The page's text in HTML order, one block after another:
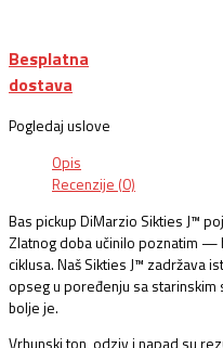
Besplatna
dostava
Pogledaj uslove
Opis
Recenzije (0)
Bas pickup DiMarzio Sikties J™
Zlatnog doba učinilo poznatim —
ciklusa. Naš Sikties J™ zadržava
opseg u poređenju sa starinskim
bolje je.